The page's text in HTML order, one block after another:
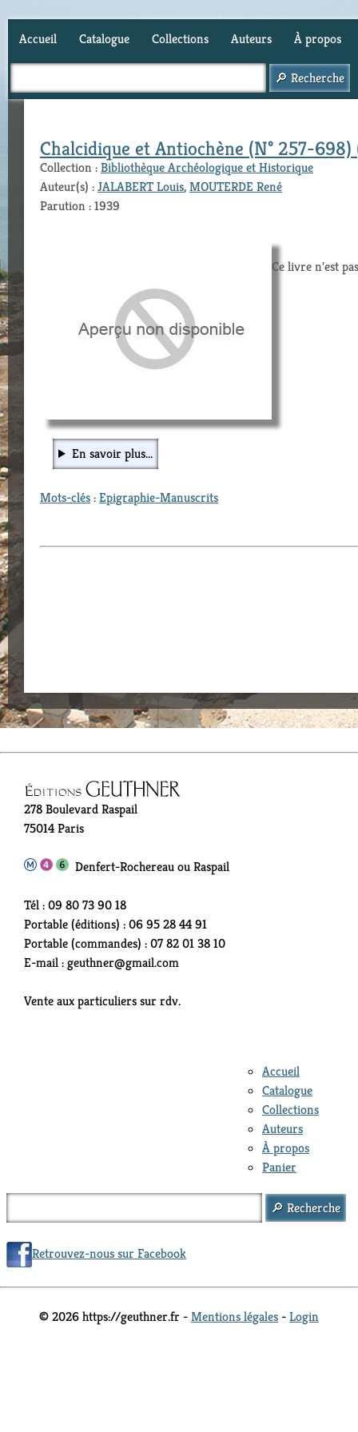
Accueil Catalogue Collections Auteurs À propos
Chalcidique et Antiochène (N° 257-698)
Collection :Bibliothèque Archéologique et Historique
Auteur(s) :JALABERT Louis,MOUTERDE René
Parution : 1939
Ce livre n'est
En savoir plus...
Mots-clés:Epigraphie-Manuscrits
278 Boulevard Raspail
75014 Paris
Denfert-Rochereau ou Raspail
Tél : 09 80 73 90 18
Portable (éditions) : 06 95 28 44 91
Portable (commandes) : 07 82 01 38 10
E-mail : geuthner@gmail.com
Vente aux particuliers sur rdv.
Accueil
Catalogue
Collections
Auteurs
À propos
Panier
Retrouvez-nous sur Facebook
© 2026 https://geuthner.fr -Mentions légales -Login